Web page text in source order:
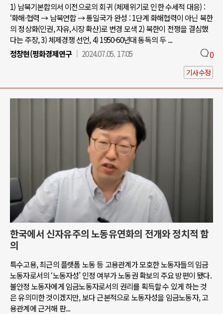
1) 남북기본합의서 이전으로의 회귀 (체제위기로 인한 수세적 대응) :
‘화해·협력 → 남북연합 → 통일국가 완성 : 1단계 화해협력이 아닌 북한
의 정상화(인권, 자유,시장 확산)로 변경 모색 2) 북한이 전쟁을 결심했
다는 주장, 3) 체제경쟁 선언, 4) 1950-60년대 동독의 두 ...
정창현(평화경제연구
2024.07.05. 17:05 0
기사수정
한국에서 신자유주의 노동유연화의 전개와 정치적 함
의
특수고용, 최근의 플랫폼 노동 등 고용관계가 모호한 노동자들의 임금
노동자로서의 ‘노동자성’ 인정 여부가 노동권 확보의 주요 방편이 됐다.
불안정 노동자에게 임금노동자로서의 권리를 획득할 수 있게 하는 것
은 유의미한 것이겠지만, 보다 근본적으로 노동자성을 임금노동자, 고
용관계에 근거해 판...